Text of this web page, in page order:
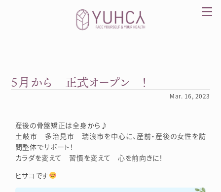
カラダを整え、習慣を変えて、心を前向きに。産
前産後訪問整体 YUHCA（ユウカ）
5月から 正式オープン ！
Mar. 16, 2023
産後の骨盤矯正は全身から♪
土岐市 多治見市 瑞浪市を中心に、産前・産後の女性を訪
問整体でサポート！
カラダを変えて 習慣を変えて 心を前向きに！
ヒサコです